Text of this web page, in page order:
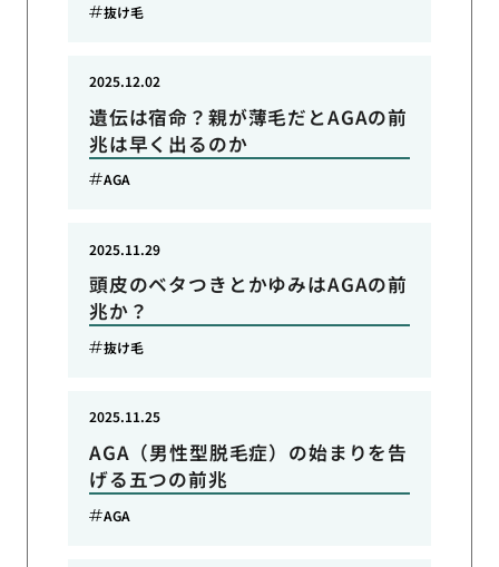
抜け毛
遺伝は宿命？親が薄毛だとAGAの前
兆は早く出るのか
2025.12.02
AGA
頭皮のベタつきとかゆみはAGAの前
兆か？
2025.11.29
抜け毛
AGA（男性型脱毛症）の始まりを告
げる五つの前兆
2025.11.25
AGA